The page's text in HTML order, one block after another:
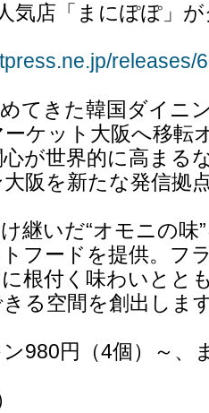
気店「まにぽぽ」
releases/
てきた韓国ダイニ
ケット大阪へ移転
が世界的に高まる
阪を新たな発信拠
継いだ“オモニの味
フードを提供。フ
根付く味わいとと
る空間を創出しま
980円（4個）～、